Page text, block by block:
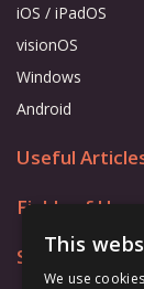
iOS / iPadOS
visionOS
Windows
Android
Useful
Fields of Use
StoreThis
We use